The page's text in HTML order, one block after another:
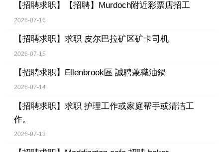
【招聘求职】 【招聘】Murdoch附近彩票店招工
2026-07-16
【招聘求职】 求职 皮尔巴拉矿区矿卡司机
2026-07-15
【招聘求职】 Ellenbrook區 誠聘兼職油鍋
2026-07-14
【招聘求职】 求职 护理工作或家庭帮手或清洁工
作。
2026-07-13